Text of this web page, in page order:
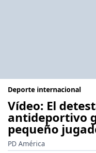
Deporte internacional
Vídeo: El
antideportivo
pequeño
PD América